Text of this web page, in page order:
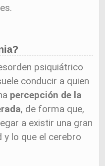
psiquiátrico
conducir a quien
percepción de la
, de forma que,
a existir una gran
y lo que el cerebro